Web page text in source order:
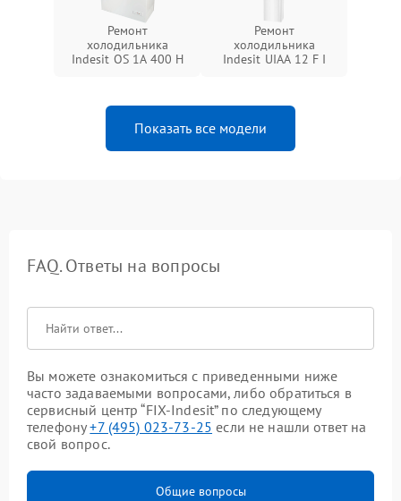
Ремонт
холодильника
Indesit OS 1A 400 H
Ремонт
холодильника
Indesit UIAA 12 F I
Показать все модели
FAQ. Ответы на вопросы
Вы можете ознакомиться с приведенными ниже
часто задаваемыми вопросами, либо обратиться в
сервисный центр “FIX-Indesit” по следующему
телефону+7 (495) 023-73-25 если не нашли ответ на
свой вопрос.
Общие вопросы